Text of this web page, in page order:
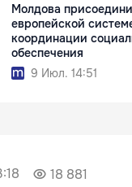
Молдова
европейской
координации
обеспечения
9 Июл. 14:51
18 881